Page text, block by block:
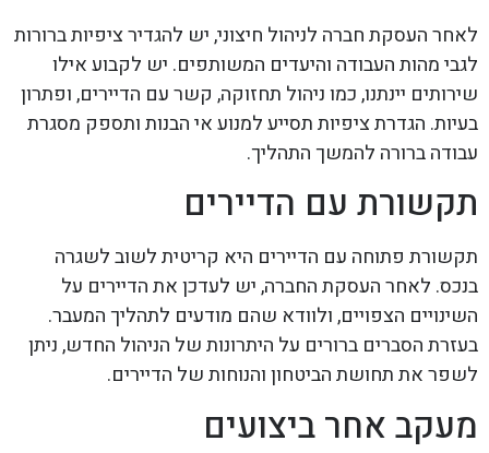
לאחר העסקת חברה לניהול חיצוני, יש להגדיר ציפיות ברורות
לגבי מהות העבודה והיעדים המשותפים. יש לקבוע אילו
שירותים יינתנו, כמו ניהול תחזוקה, קשר עם הדיירים, ופתרון
בעיות. הגדרת ציפיות תסייע למנוע אי הבנות ותספק מסגרת
עבודה ברורה להמשך התהליך.
תקשורת עם הדיירים
תקשורת פתוחה עם הדיירים היא קריטית לשוב לשגרה
בנכס. לאחר העסקת החברה, יש לעדכן את הדיירים על
השינויים הצפויים, ולוודא שהם מודעים לתהליך המעבר.
בעזרת הסברים ברורים על היתרונות של הניהול החדש, ניתן
לשפר את תחושת הביטחון והנוחות של הדיירים.
מעקב אחר ביצועים